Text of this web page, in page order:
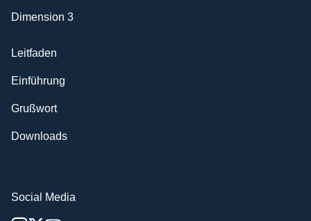
Dimension 3
Leitfaden
Einführung
Grußwort
Downloads
Social Media